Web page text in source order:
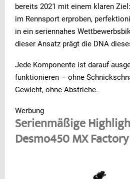
bereits 2021 mit einem klaren
im Rennsport erproben,
in ein seriennahes
dieser Ansatz prägt die DNA
Jede Komponente ist darauf
funktionieren – ohne
Gewicht, ohne Abstriche.
Werbung
Serienmäßige
Desmo450 MX Factory